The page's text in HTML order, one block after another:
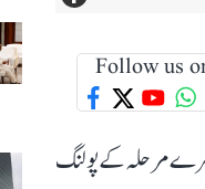
Follow us
چکی ہے، اور دوسرے مرحلہ کے پولنگ